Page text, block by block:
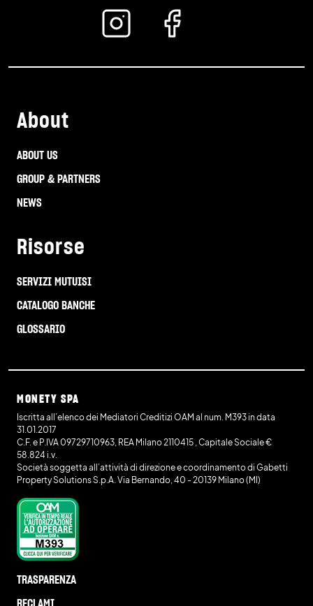
About
ABOUT US
GROUP & PARTNERS
NEWS
Risorse
SERVIZI MUTUISI
CATALOGO BANCHE
GLOSSARIO
MONETY SPA
Iscritta all’elenco dei Mediatori Creditizi OAM al num. M393 in data
31.01.2017
C.F. e P.IVA 09729710963, REA Milano 2110415 , Capitale Sociale €
58.824 i.v.
Società soggetta all’attività di direzione e coordinamento di Gabetti
Property Solutions S.p.A. Via Bernando, 40 - 20139 Milano (MI)
TRASPARENZA